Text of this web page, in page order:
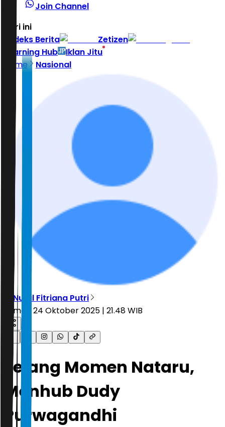
Join Channel
Hari ini
Indeks Berita
Zetizen
Learning Hub
Iklan Jitu
Home
Nasional
R. Nurul Fitriana Putri
Jumat, 24 Oktober 2025 | 21.48 WIB
Jelang Momen Nataru,
Menhub Dudy
Purwagandhi